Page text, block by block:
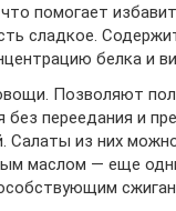
помогает
сладкое.
белка и
Позволяют
без переедания и
Салаты из них
маслом — еще